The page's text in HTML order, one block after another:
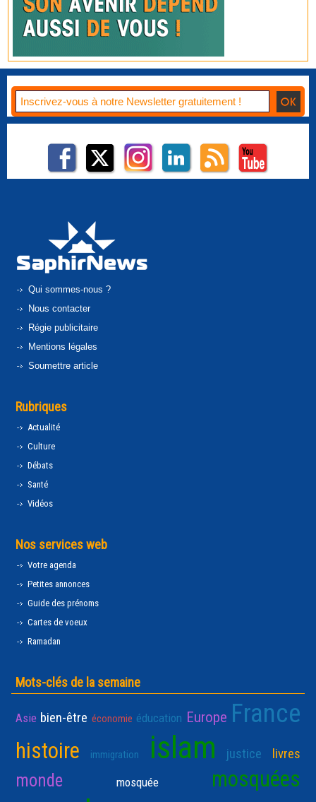
Qui sommes-nous ?
Nous contacter
Régie publicitaire
Mentions légales
Soumettre article
Rubriques
Actualité
Culture
Débats
Santé
Vidéos
Nos services web
Votre agenda
Petites annonces
Guide des prénoms
Cartes de voeux
Ramadan
Mots-clés de la semaine
Asie bien-être économie éducation Europe France
histoire immigration islam justice livres
monde mosquée mosquées